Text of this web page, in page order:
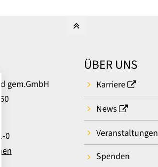
gem.GmbH
0
ÜBER UNS
Karriere
News
Veranstaltungen
Spenden